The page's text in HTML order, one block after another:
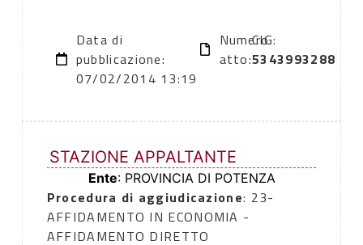
Data di
pubblicazione:
07/02/2014 13:19
Numero
atto:
CIG:
5343993288
STAZIONE APPALTANTE
Ente: PROVINCIA DI POTENZA
Procedura di aggiudicazione: 23-
AFFIDAMENTO IN ECONOMIA -
AFFIDAMENTO DIRETTO